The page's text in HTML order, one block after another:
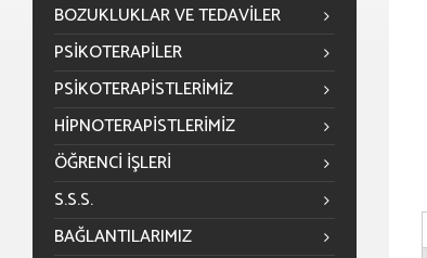
BOZUKLUKLAR VE TEDAVILER
PSIKOTERAPILER
PSIKOTERAPISTLERIMIZ
HIPNOTERAPISTLERIMIZ
ÖĞRENCİ İŞLERİ
S.S.S.
BAĞLANTILARIMIZ